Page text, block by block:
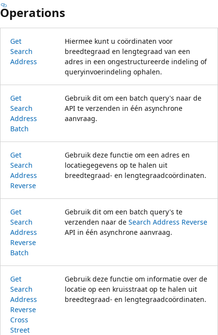
Operations
Get
Search
Address
Hiermee kunt u coördinaten voor
breedtegraad en lengtegraad van een
adres in een ongestructureerde indeling of
queryinvoerindeling ophalen.
Get
Search
Address
Batch
Gebruik dit om een batch query's naar de
API te verzenden in één asynchrone
aanvraag.
Get
Search
Address
Reverse
Gebruik deze functie om een adres en
locatiegegevens op te halen uit
breedtegraad- en lengtegraadcoördinaten.
Get
Search
Address
Reverse
Batch
Gebruik dit om een batch query's te
verzenden naar de Search Address Reverse
API in één asynchrone aanvraag.
Get
Search
Address
Reverse
Cross
Street
Gebruik deze functie om informatie over de
locatie op een kruisstraat op te halen uit
breedtegraad- en lengtegraadcoördinaten.